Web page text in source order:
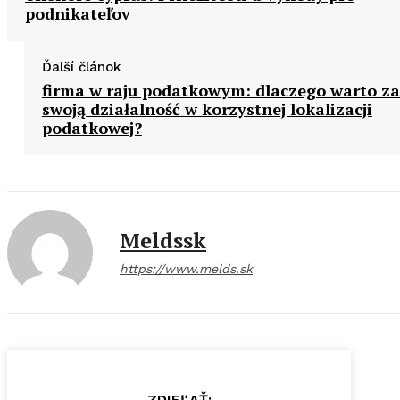
podnikateľov
Ďalší článok
firma w raju podatkowym: dlaczego warto
swoją działalność w korzystnej lokalizacji
podatkowej?
Meldssk
https://www.melds.sk